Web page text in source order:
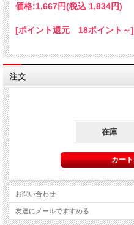
価格:1,667円(税込 1,834円)
[ポイント還元 18ポイント～]
注文
在庫
お問い合わせ
友達にメールですすめる